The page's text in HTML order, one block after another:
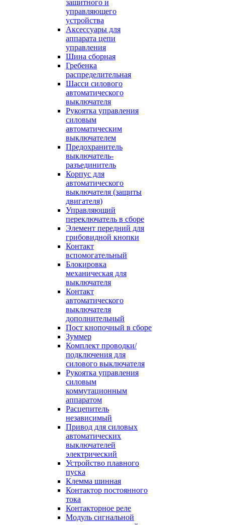
защитного и
управляющего
устройства
Аксессуары для
аппарата цепи
управления
Шина сборная
Гребенка
распределительная
Шасси силового
автоматического
выключателя
Рукоятка управления
силовым
автоматическим
выключателем
Предохранитель
выключатель-
разъединитель
Корпус для
автоматического
выключателя (защиты
двигателя)
Управляющий
переключатель в сборе
Элемент передний для
грибовидной кнопки
Контакт
вспомогательный
Блокировка
механическая для
выключателя
Контакт
автоматического
выключателя
дополнительный
Пост кнопочный в сборе
Зуммер
Комплект проводки/
подключения для
силового выключателя
Рукоятка управления
силовым
коммутационным
аппаратом
Расцепитель
независимый
Привод для силовых
автоматических
выключателей
электрический
Устройство плавного
пуска
Клемма шинная
Контактор постоянного
тока
Контакторное реле
Модуль сигнальной